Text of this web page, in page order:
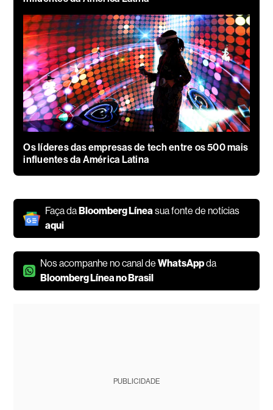
Os líderes das empresas de tech entre os 500 mais
influentes da América Latina
Faça daBloomberg Líneasua fonte de notícias
aqui
Nos acompanhe no canal deWhatsAppda
Bloomberg Línea no Brasil
PUBLICIDADE